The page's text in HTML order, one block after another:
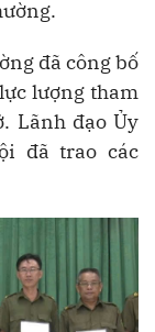
đã công bố
lượng tham
Lãnh đạo Ủy
đã trao các